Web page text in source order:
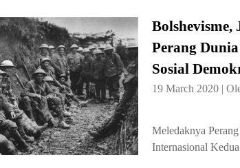
Bolshevisme,
Perang
Sosial
19 March 2020 |
Meledaknya
Internasional Kedua